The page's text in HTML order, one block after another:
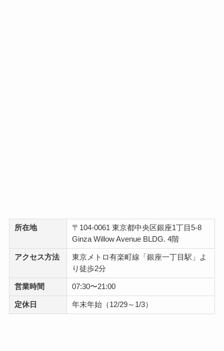
所在地
〒104-0061 東京都中央区銀座1丁目5-8
Ginza Willow Avenue BLDG. 4階
アクセス方法
東京メトロ有楽町線「銀座一丁目駅」よ
り徒歩2分
営業時間 07:30〜21:00
定休日 年末年始（12/29～1/3）